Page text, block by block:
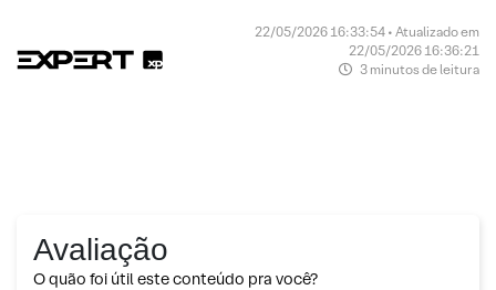
22/05/2026 16:33:54 • Atualizado em
22/05/2026 16:36:21
3 minutos de leitura
Avaliação
O quão foi útil este conteúdo pra você?